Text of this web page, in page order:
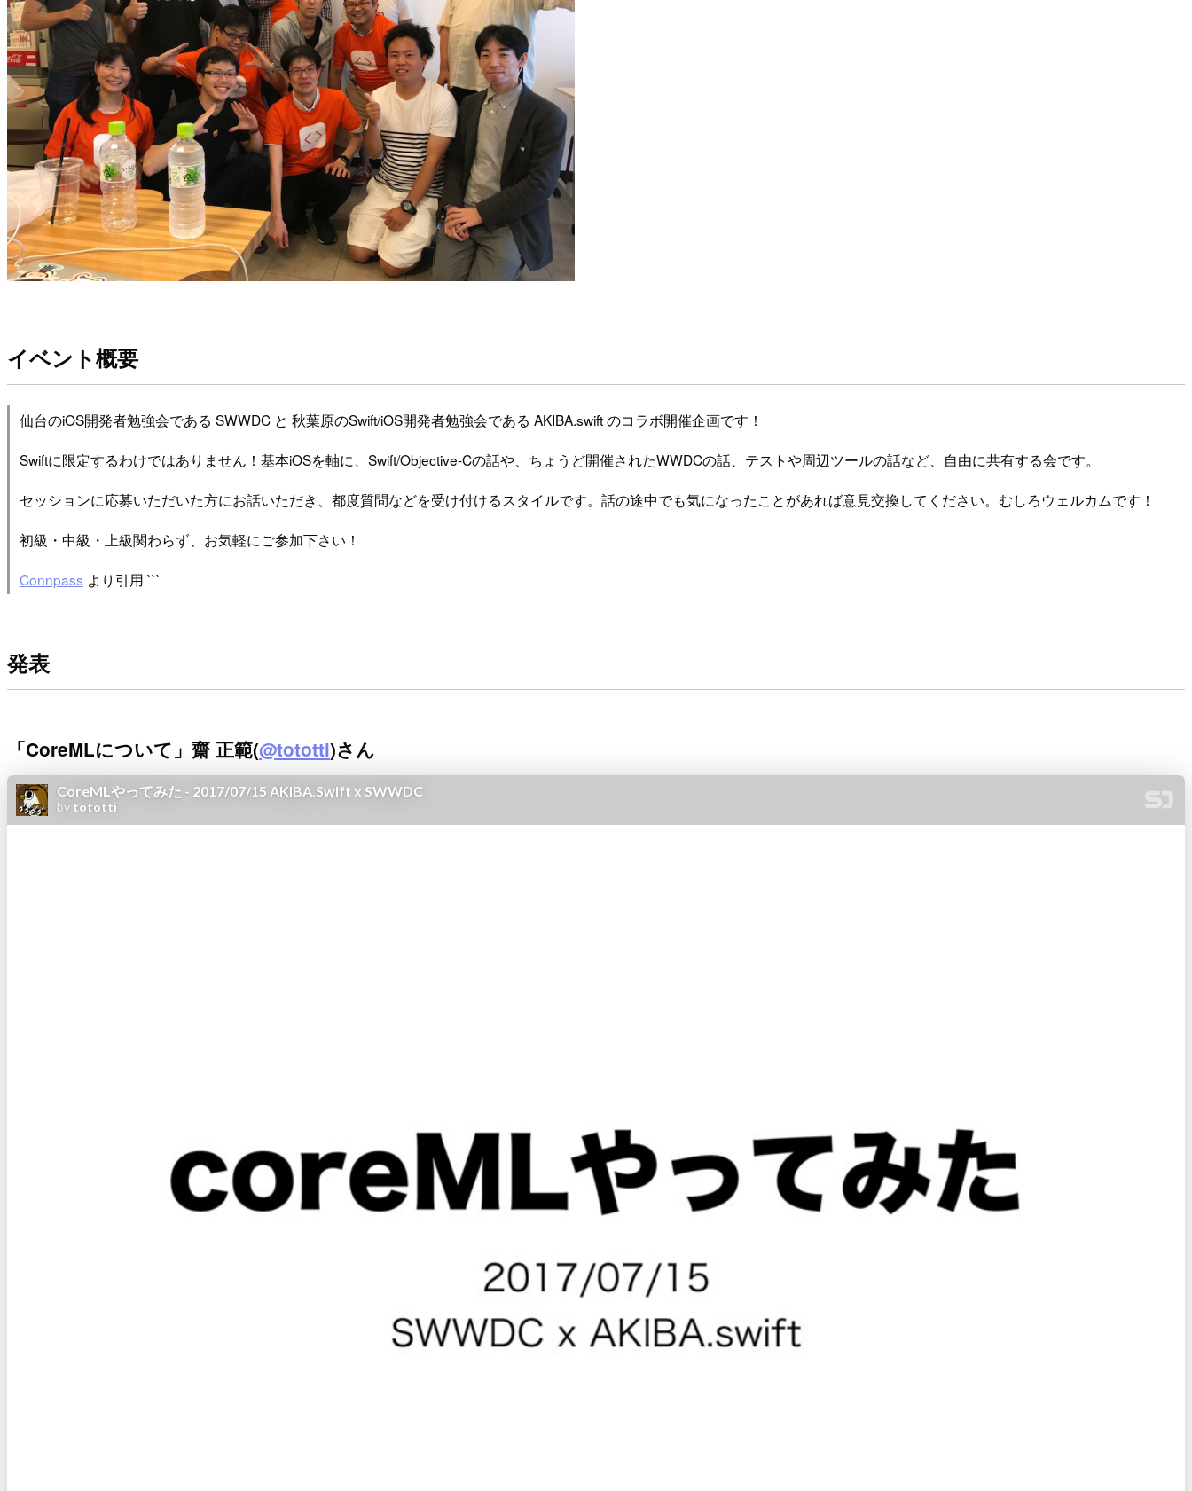
イベント概要
仙台のiOS開発者勉強会である SWWDC と 秋葉原のSwift/iOS開発者勉強会である AKIBA.swift のコラボ開催企画です！
Swiftに限定するわけではありません！基本iOSを軸に、Swift/Objective-Cの話や、ちょうど開催されたWWDCの話、テストや周辺ツールの話など、自由に共有する会です。
セッションに応募いただいた方にお話いただき、都度質問などを受け付けるスタイルです。話の途中でも気になったことがあれば意見交換してください。むしろウェルカムです！
初級・中級・上級関わらず、お気軽にご参加下さい！
Connpass より引用 ```
発表
「CoreMLについて」齋 正範(@tototti)さん